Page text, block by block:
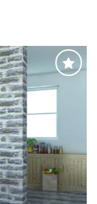
Adaugă
favorite